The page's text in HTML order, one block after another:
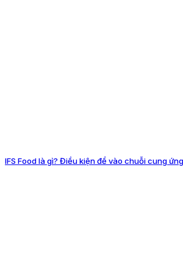
IFS Food là gì? Điều kiện để vào chuỗi cung